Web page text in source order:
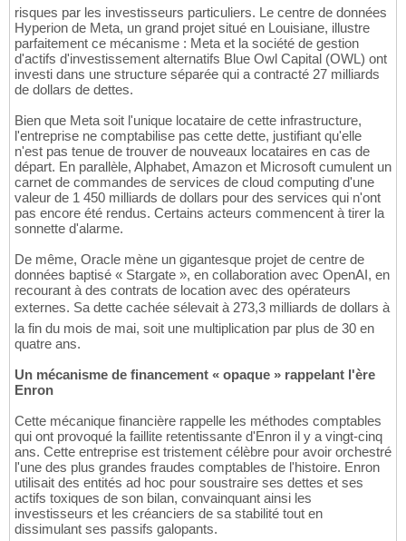
risques par les investisseurs particuliers. Le centre de données
Hyperion de Meta, un grand projet situé en Louisiane, illustre
parfaitement ce mécanisme : Meta et la société de gestion
d'actifs d'investissement alternatifs Blue Owl Capital (OWL) ont
investi dans une structure séparée qui a contracté 27 milliards
de dollars de dettes.
Bien que Meta soit l'unique locataire de cette infrastructure,
l'entreprise ne comptabilise pas cette dette, justifiant qu'elle
n'est pas tenue de trouver de nouveaux locataires en cas de
départ. En parallèle, Alphabet, Amazon et Microsoft cumulent un
carnet de commandes de services de cloud computing d'une
valeur de 1 450 milliards de dollars pour des services qui n'ont
pas encore été rendus. Certains acteurs commencent à tirer la
sonnette d'alarme.
De même, Oracle mène un gigantesque projet de centre de
données baptisé « Stargate », en collaboration avec OpenAI, en
recourant à des contrats de location avec des opérateurs
externes. Sa dette cachée sélevait à 273,3 milliards de dollars à
la fin du mois de mai, soit une multiplication par plus de 30 en
quatre ans.
Un mécanisme de financement « opaque » rappelant l'ère
Enron
Cette mécanique financière rappelle les méthodes comptables
qui ont provoqué la faillite retentissante d'Enron il y a vingt-cinq
ans. Cette entreprise est tristement célèbre pour avoir orchestré
l'une des plus grandes fraudes comptables de l'histoire. Enron
utilisait des entités ad hoc pour soustraire ses dettes et ses
actifs toxiques de son bilan, convainquant ainsi les
investisseurs et les créanciers de sa stabilité tout en
dissimulant ses passifs galopants.